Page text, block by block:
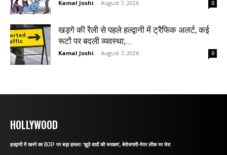
Kamal Joshi - August 7, 2026 0
खड़गे की रैली से पहले हल्द्वानी में ट्रैफिक अलर्ट, कई
रूटों पर बदली व्यवस्था;...
Kamal Joshi - August 7, 2026 0
HOLLYWOOD
हल्द्वानी में खरगे का BJP पर बड़ा हमलाः ‘झूठे वादों की सरकार’, बेरोजगारी-पेपर लीक पर घेरा